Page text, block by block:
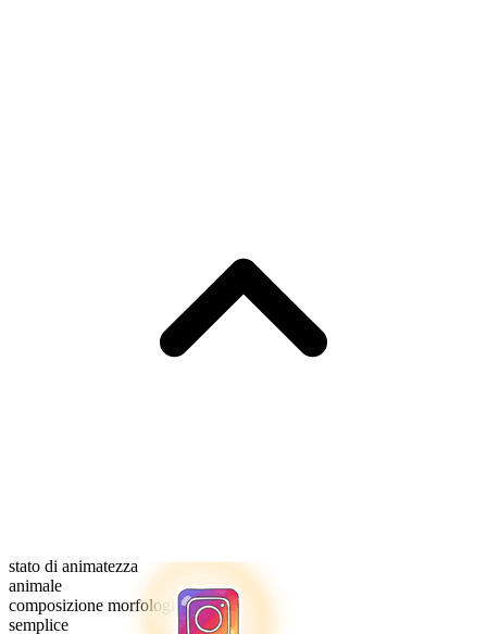
stato di animatezza
animale
composizione morfologica
semplice